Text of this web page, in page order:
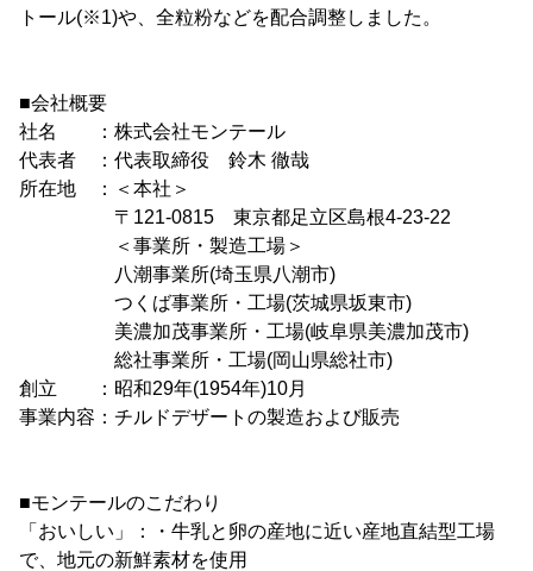
トール(※1)や、全粒粉などを配合調整しました。
■会社概要
社名 ：株式会社モンテール
代表者 ：代表取締役 鈴木 徹哉
所在地 ：＜本社＞
〒121-0815 東京都足立区島根4-23-22
＜事業所・製造工場＞
八潮事業所(埼玉県八潮市)
つくば事業所・工場(茨城県坂東市)
美濃加茂事業所・工場(岐阜県美濃加茂市)
総社事業所・工場(岡山県総社市)
創立 ：昭和29年(1954年)10月
事業内容：チルドデザートの製造および販売
■モンテールのこだわり
「おいしい」：・牛乳と卵の産地に近い産地直結型工場
で、地元の新鮮素材を使用